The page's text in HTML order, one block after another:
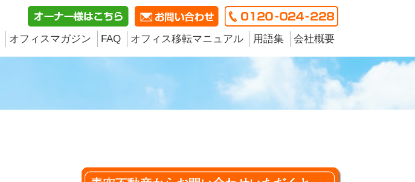
オフィスマガジン FAQ オフィス移転マニュアル 用語集 会社概要